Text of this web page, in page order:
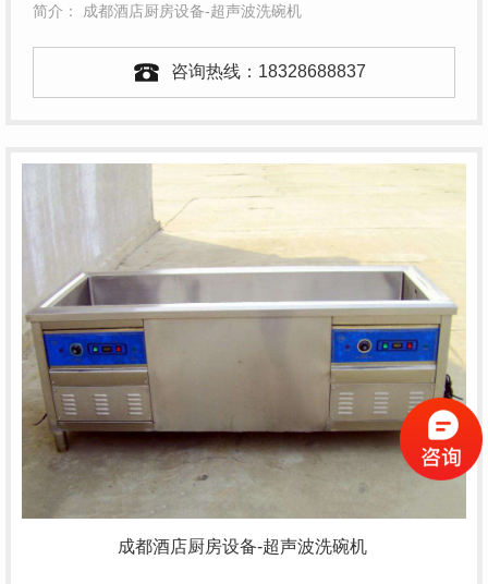
简介： 成都酒店厨房设备-超声波洗碗机
咨询热线： 18328688837
成都酒店厨房设备-超声波洗碗机